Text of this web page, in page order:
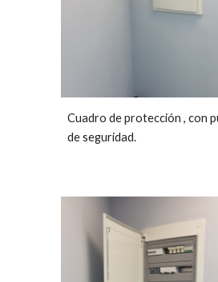
Cuadro de protección , con
de seguridad.